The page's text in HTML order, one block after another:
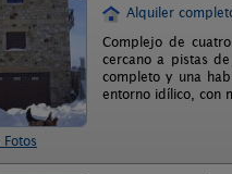
Fotos
Alquiler
Complejo de
cercano a pistas
completo y una
entorno idílico, con